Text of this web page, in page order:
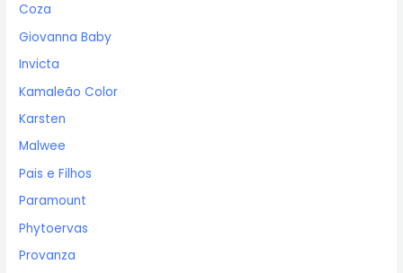
Coza
Giovanna Baby
Invicta
Kamaleão Color
Karsten
Malwee
Pais e Filhos
Paramount
Phytoervas
Provanza